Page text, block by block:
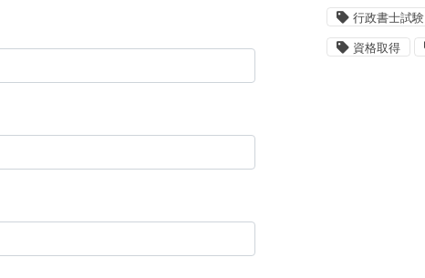
行政書士試験
資格取得